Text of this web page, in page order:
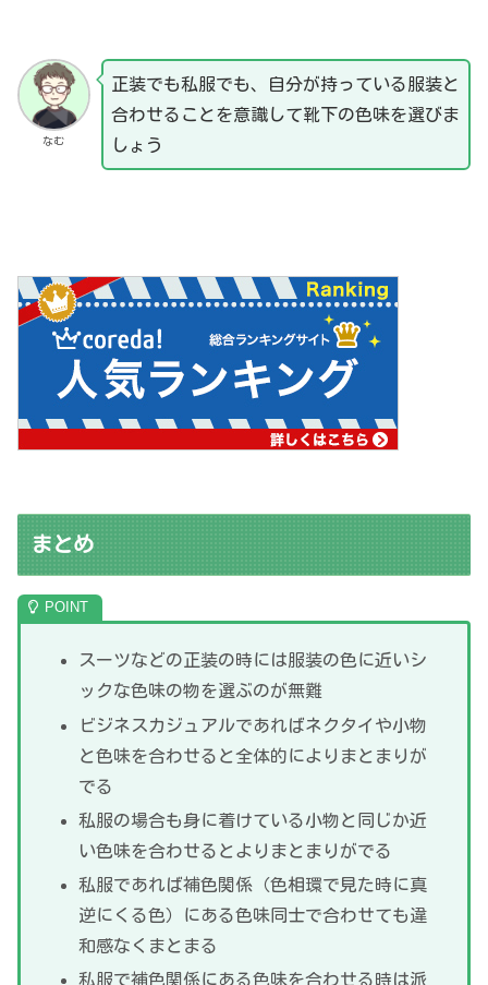
なむ
正装でも私服でも、自分が持っている服装と
合わせることを意識して靴下の色味を選びま
しょう
まとめ
スーツなどの正装の時には服装の色に近いシ
ックな色味の物を選ぶのが無難
ビジネスカジュアルであればネクタイや小物
と色味を合わせると全体的によりまとまりが
でる
私服の場合も身に着けている小物と同じか近
い色味を合わせるとよりまとまりがでる
私服であれば補色関係（色相環で見た時に真
逆にくる色）にある色味同士で合わせても違
和感なくまとまる
私服で補色関係にある色味を合わせる時は派